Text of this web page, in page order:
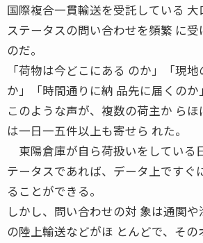
国際複合一貫輸送を受託している
ステータスの問い合わせを頻繁 に
のだ。
「荷物は今どこにある のか」「現
か」「時間通りに納 品先に届くのか
このような声が、複数の荷主か ら
は一日一五件以上も寄せら れた。
東陽倉庫が自ら荷扱いをしている
テータスであれば、データ上ですぐ
ることができる。
しかし、問い合わせの対 象は通関
の陸上輸送などがほ とんどで、そ